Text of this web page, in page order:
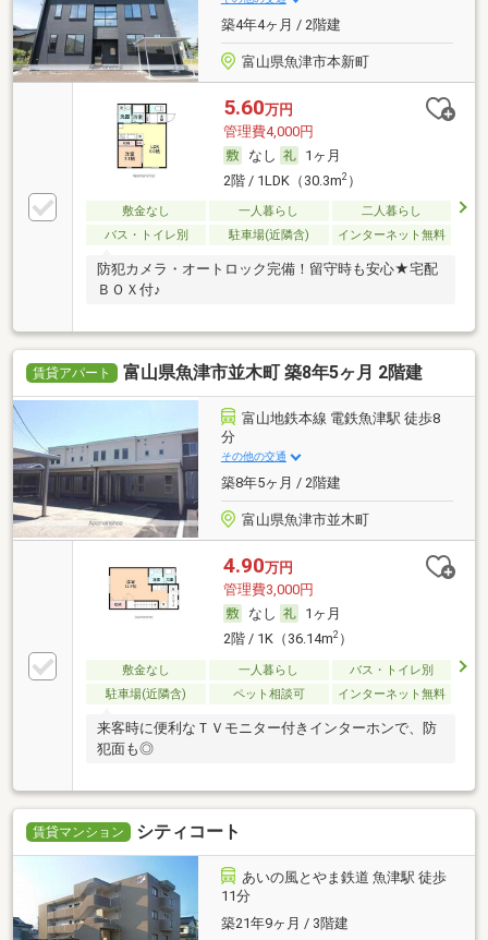
築4年4ヶ月 / 2階建
富山県魚津市本新町
5.60万円
管理費4,000円
なし
1ヶ月
2階 / 1LDK（30.3m2）
敷金なし 一人暮らし
二人暮らし
バス・トイレ別
駐車場(近隣含) インターネット無料
防犯カメラ・オートロック完備！留守時も安心★宅配
ＢＯＸ付♪
賃貸アパート 富山県魚津市並木町 築8年5ヶ月 2階建
富山地鉄本線 電鉄魚津駅 徒歩8
分
その他の交通
築8年5ヶ月 / 2階建
富山県魚津市並木町
4.90万円
管理費3,000円
なし
1ヶ月
2階 / 1K（36.14m2）
敷金なし 一人暮らし
バス・トイレ別
駐車場(近隣含)
ペット相談可 インターネット無料
来客時に便利なＴＶモニター付きインターホンで、防
犯面も◎
賃貸マンション シティコート
あいの風とやま鉄道 魚津駅 徒歩
11分
築21年9ヶ月 / 3階建